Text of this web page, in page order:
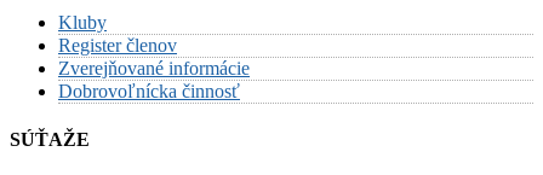
Kluby
Register členov
Zverejňované informácie
Dobrovoľnícka činnosť
SÚŤAŽE